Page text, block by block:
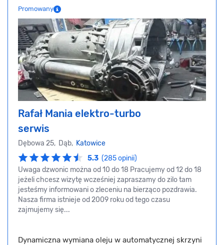
Promowany
Rafał Mania elektro-turbo
serwis
Dębowa 25, Dąb, Katowice
5.3 (285 opinii)
Uwaga dzwonic można od 10 do 18 Pracujemy od 12 do 18
jeżeli chcesz wizytę wcześniej zapraszamy do zilo tam
jesteśmy informowani o zleceniu na bierząco pozdrawia.
Nasza firma istnieje od 2009 roku od tego czasu
zajmujemy się...
Dynamiczna wymiana oleju w automatycznej skrzyni